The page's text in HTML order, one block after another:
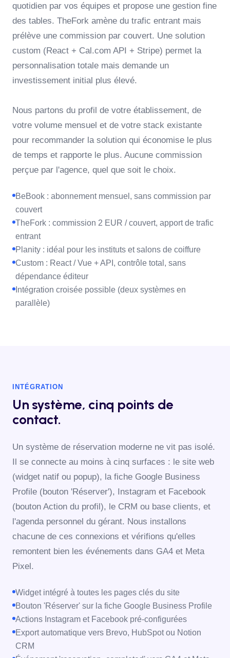
quotidien par vos équipes et propose une gestion fine
des tables. TheFork amène du trafic entrant mais
prélève une commission par couvert. Une solution
custom (React + Cal.com API + Stripe) permet la
personnalisation totale mais demande un
investissement initial plus élevé.
Nous partons du profil de votre établissement, de
votre volume mensuel et de votre stack existante
pour recommander la solution qui économise le plus
de temps et rapporte le plus. Aucune commission
perçue par l'agence, quel que soit le choix.
BeBook : abonnement mensuel, sans commission par
couvert
TheFork : commission 2 EUR / couvert, apport de trafic
entrant
Planity : idéal pour les instituts et salons de coiffure
Custom : React / Vue + API, contrôle total, sans
dépendance éditeur
Intégration croisée possible (deux systèmes en
parallèle)
INTÉGRATION
Un système, cinq points de
contact.
Un système de réservation moderne ne vit pas isolé.
Il se connecte au moins à cinq surfaces : le site web
(widget natif ou popup), la fiche Google Business
Profile (bouton 'Réserver'), Instagram et Facebook
(bouton Action du profil), le CRM ou base clients, et
l'agenda personnel du gérant. Nous installons
chacune de ces connexions et vérifions qu'elles
remontent bien les événements dans GA4 et Meta
Pixel.
Widget intégré à toutes les pages clés du site
Bouton 'Réserver' sur la fiche Google Business Profile
Actions Instagram et Facebook pré-configurées
Export automatique vers Brevo, HubSpot ou Notion
CRM